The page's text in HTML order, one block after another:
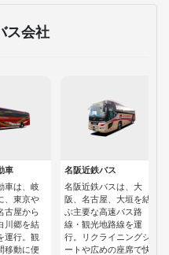
ス会社
車
車は、岐
、東京や
古屋から
川郷を結
運行。観
移動に便
名阪近鉄バス
名阪近鉄バスは、大
阪、名古屋、大垣を結
ぶ主要な高速バス路
線・観光地路線を運
行。リクライニングシ
ートや広めの座席で快